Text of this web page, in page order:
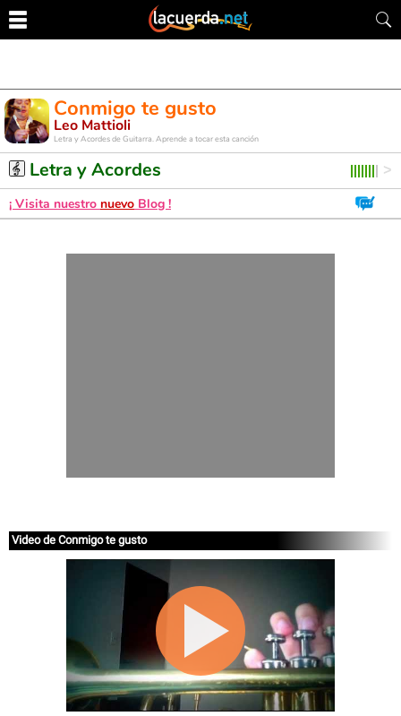
Conmigo te gusto
Leo Mattioli
Letra y Acordes de Guitarra. Aprende a tocar esta canción
Letra y Acordes
¡ Visita nuestro nuevo Blog !
Video de Conmigo te gusto